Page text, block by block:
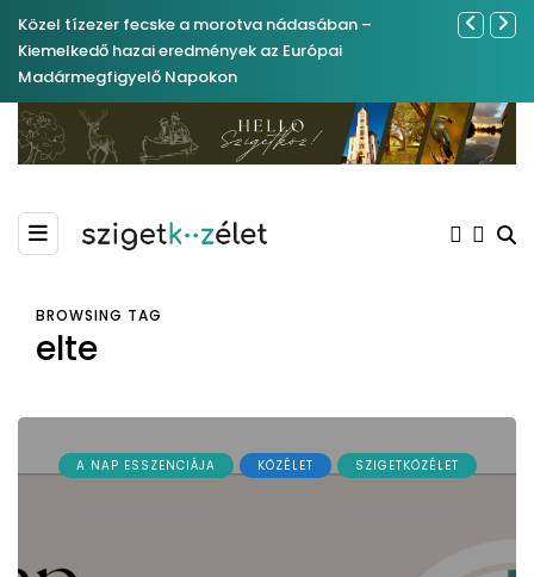
Közel tízezer fecske a morotva nádasában –
Kiemelkedő hazai eredmények az Európai
Madármegfigyelő Napokon
Ferenc
BROWSING TAG
elte
A NAP ESSZENCIÁJA KÖZÉLET SZIGETKÖZÉLET